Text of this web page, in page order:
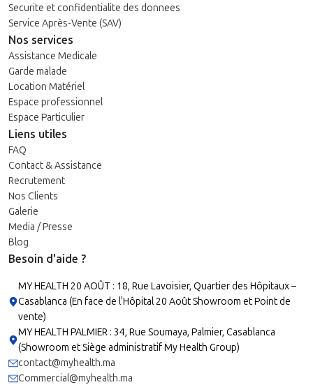
Securite et confidentialite des donnees
Service Après-Vente (SAV)
Nos services
Assistance Medicale
Garde malade
Location Matériel
Espace professionnel
Espace Particulier
Liens utiles
FAQ
Contact & Assistance
Recrutement
Nos Clients
Galerie
Media / Presse
Blog
Besoin d'aide ?
MY HEALTH 20 AOÛT : 18, Rue Lavoisier, Quartier des Hôpitaux –
Casablanca (En face de l’Hôpital 20 Août Showroom et Point de
vente)
MY HEALTH PALMIER : 34, Rue Soumaya, Palmier, Casablanca
(Showroom et Siège administratif My Health Group)
contact@myhealth.ma
Commercial@myhealth.ma